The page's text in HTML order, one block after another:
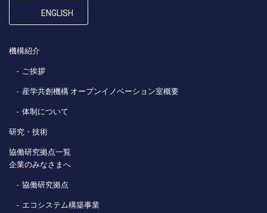
ENGLISH
機構紹介
ご挨拶
産学共創機構 オープンイノベーション室概要
体制について
研究・技術
協働研究拠点一覧
企業のみなさまへ
協働研究拠点
エコシステム構築事業